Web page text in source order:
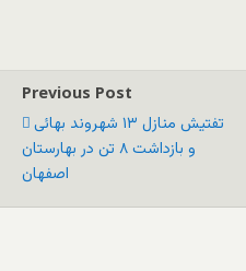
Previous Post
تفتیش منازل ۱۳ شهروند بهائی
و بازداشت ۸ تن در بهارستان
اصفهان